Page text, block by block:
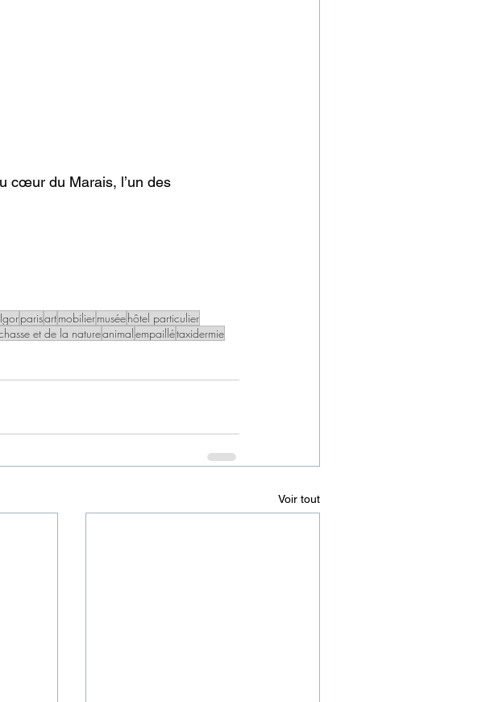
cœur du Marais, l’un des
parisartmobiliermuséehôtel particulier
et de la natureanimalempaillétaxidermie
Voir tout